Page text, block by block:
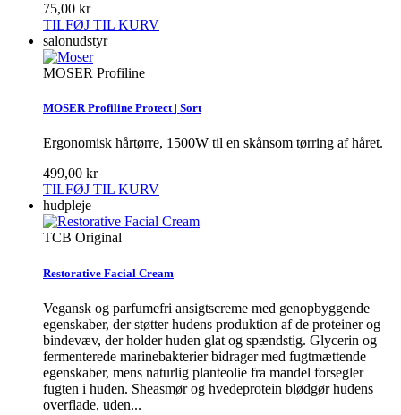
75,00 kr
TILFØJ TIL KURV
salonudstyr
MOSER Profiline
MOSER Profiline Protect | Sort
Ergonomisk hårtørre, 1500W til en skånsom tørring af håret.
499,00 kr
TILFØJ TIL KURV
hudpleje
TCB Original
Restorative Facial Cream
Vegansk og parfumefri ansigtscreme med genopbyggende
egenskaber, der støtter hudens produktion af de proteiner og
bindevæv, der holder huden glat og spændstig. Glycerin og
fermenterede marinebakterier bidrager med fugtmættende
egenskaber, mens naturlig planteolie fra mandel forsegler
fugten i huden. Sheasmør og hvedeprotein blødgør hudens
overflade, uden...